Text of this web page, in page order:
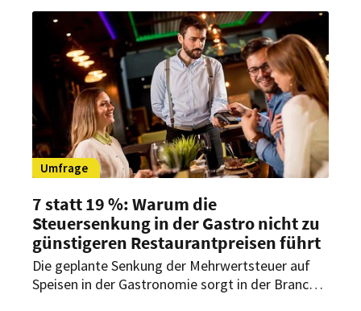
Gleichzeitig verändern sich die Rituale:
Galentine’s Day, Gruppen-Dinner und Solo Dining
liegen im Trend.
Umfrage
7 statt 19 %: Warum die
Steuersenkung in der Gastro nicht zu
günstigeren Restaurantpreisen führt
Die geplante Senkung der Mehrwertsteuer auf
Speisen in der Gastronomie sorgt in der Branche